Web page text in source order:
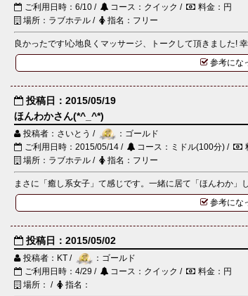
ご利用日時：6/10 /
コース：クイック /
料金：円
場所：ラブホテル /
指名：フリー
良かったです!心地良くマッサージ、トークして頂きました! 幸
参考にな
投稿日：2015/05/19
ほんわかさん(*^_^*)
投稿者：さいとう /
：ゴールド
ご利用日時：2015/05/14 /
コース：ミドル(100分) /
場所：ラブホテル /
指名：フリー
まさに「癒し系女子」て感じです。一緒に居て「ほんわか
参考にな
投稿日：2015/05/02
投稿者：KT /
：ゴールド
ご利用日時：4/29 /
コース：クイック /
料金：円
場所： /
指名：